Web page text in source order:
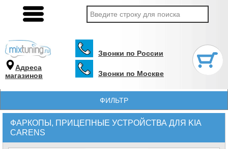
Адреса
магазинов
Звонки по России
Звонки по Москве
ФИЛЬТР
ФАРКОПЫ, ПРИЦЕПНЫЕ УСТРОЙСТВА ДЛЯ KIA
CARENS